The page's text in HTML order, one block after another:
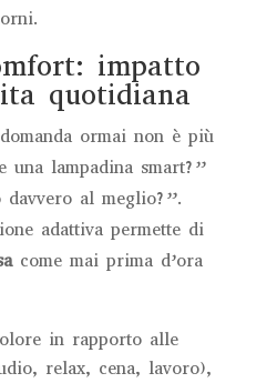
impatto
quotidiana
ormai non è più
una lampadina smart?”
al meglio?”.
adattiva permette di
come mai prima d’ora
in rapporto alle
relax, cena, lavoro),